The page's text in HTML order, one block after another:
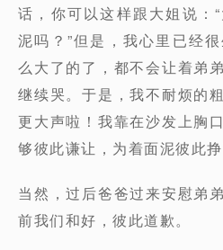
话，你可以这样跟大姐说：
泥吗？”但是，我心里已经
么大了的了，都不会让着弟
继续哭。于是，我不耐烦的
更大声啦！我靠在沙发上胸
够彼此谦让，为着面泥彼此挣
当然，过后爸爸过来安慰弟
前我们和好，彼此道歉。